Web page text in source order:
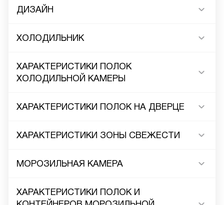
ДИЗАЙН
ХОЛОДИЛЬНИК
ХАРАКТЕРИСТИКИ ПОЛОК
ХОЛОДИЛЬНОЙ КАМЕРЫ
ХАРАКТЕРИСТИКИ ПОЛОК НА ДВЕРЦЕ
ХАРАКТЕРИСТИКИ ЗОНЫ СВЕЖЕСТИ
МОРОЗИЛЬНАЯ КАМЕРА
ХАРАКТЕРИСТИКИ ПОЛОК И